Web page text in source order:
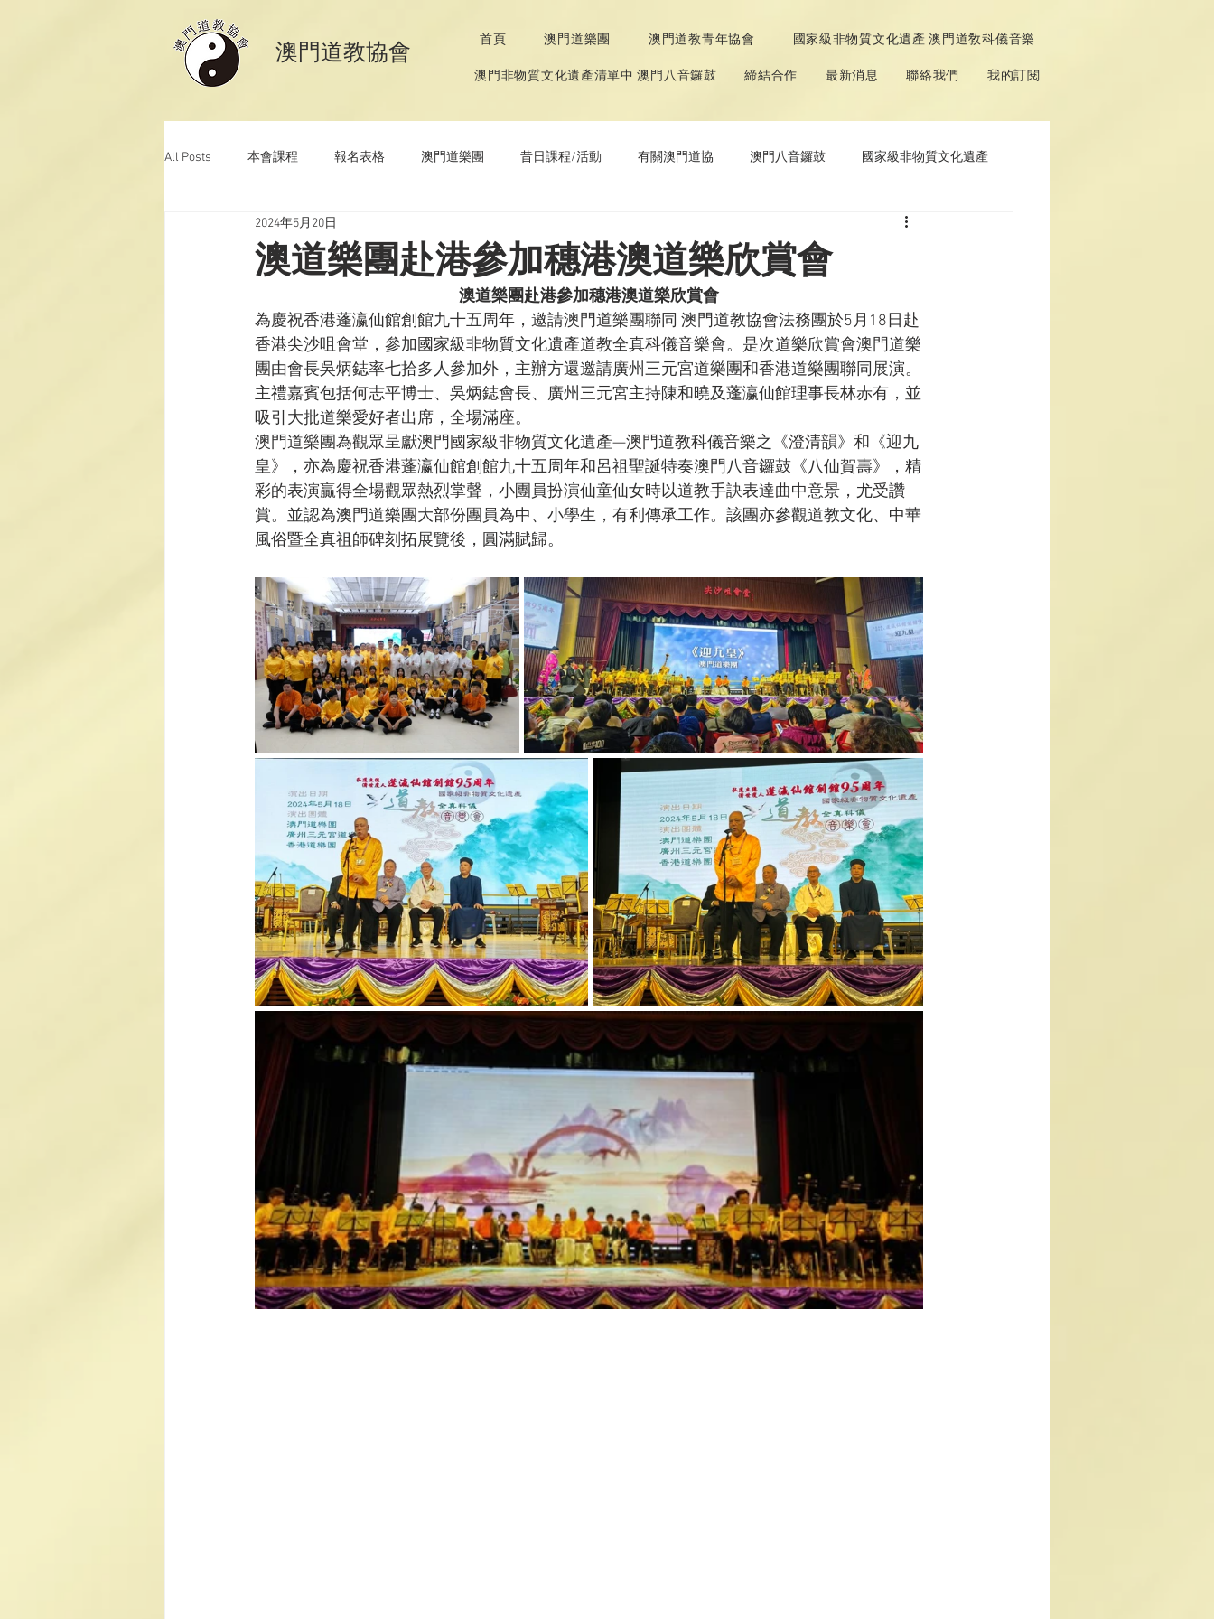
​澳門道教協會 首頁 澳門道樂團 澳門道教青年協會 國家級非物質文化遺產 澳門道敎科儀音樂
澳門非物質文化遺產清單中 澳門八音鑼鼓 締結合作 最新消息 聯絡我們 我的訂閱
All Posts 本會課程 報名表格 澳門道樂團 昔日課程/活動 有關澳門道協 澳門八音鑼鼓 國家級非物質文化遺產
澳門道教科儀音樂
澳道樂團赴港參加穗港澳道樂欣賞會
2024年5月20日
澳道樂團赴港參加穗港澳道樂欣賞會
為慶祝香港蓬瀛仙館創館九十五周年，邀請澳門道樂團聯同 澳門道教協會法務團於5月18日赴
香港尖沙咀會堂，參加國家級非物質文化遺產道教全真科儀音樂會。是次道樂欣賞會澳門道樂
團由會長吳炳鋕率七拾多人參加外，主辦方還邀請廣州三元宮道樂團和香港道樂團聯同展演。
主禮嘉賓包括何志平博士、吳炳鋕會長、廣州三元宮主持陳和曉及蓬瀛仙館理事長林赤有，並
吸引大批道樂愛好者出席，全場滿座。
澳門道樂團為觀眾呈獻澳門國家級非物質文化遺產—澳門道教科儀音樂之《澄清韻》和《迎九
皇》，亦為慶祝香港蓬瀛仙館創館九十五周年和呂祖聖誕特奏澳門八音鑼鼓《八仙賀壽》，精
彩的表演贏得全場觀眾熱烈掌聲，小團員扮演仙童仙女時以道教手訣表達曲中意景，尤受讚
賞。並認為澳門道樂團大部份團員為中、小學生，有利傳承工作。該團亦參觀道教文化、中華
風俗暨全真祖師碑刻拓展覽後，圓滿賦歸。